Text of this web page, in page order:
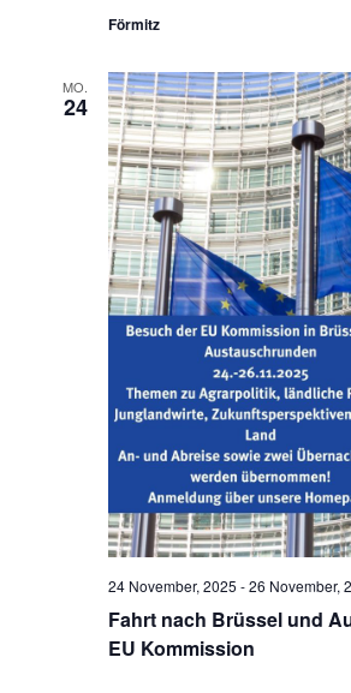
Förmitz
MO.
24
Fahrt nach Brüssel und
EU Kommission
24 November, 2025 -26 November,